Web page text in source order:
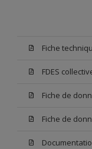
Fiche
FDES